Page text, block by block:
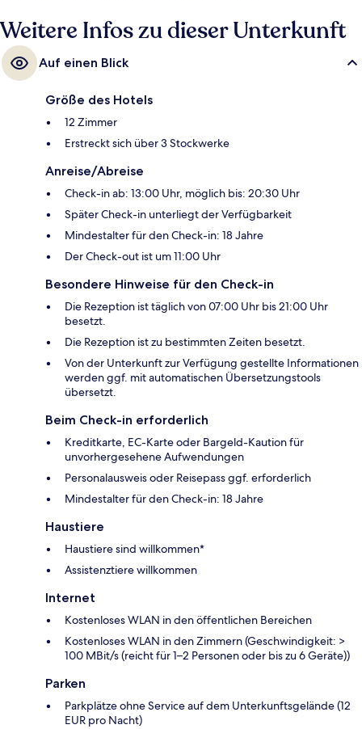
Weitere Infos zu dieser Unterkunft
Auf einen Blick
Größe des Hotels
12 Zimmer
Erstreckt sich über 3 Stockwerke
Anreise/Abreise
Check-in ab: 13:00 Uhr, möglich bis: 20:30 Uhr
Später Check-in unterliegt der Verfügbarkeit
Mindestalter für den Check-in: 18 Jahre
Der Check-out ist um 11:00 Uhr
Besondere Hinweise für den Check-in
Die Rezeption ist täglich von 07:00 Uhr bis 21:00 Uhr
besetzt.
Die Rezeption ist zu bestimmten Zeiten besetzt.
Von der Unterkunft zur Verfügung gestellte Informationen
werden ggf. mit automatischen Übersetzungstools
übersetzt.
Beim Check-in erforderlich
Kreditkarte, EC-Karte oder Bargeld-Kaution für
unvorhergesehene Aufwendungen
Personalausweis oder Reisepass ggf. erforderlich
Mindestalter für den Check-in: 18 Jahre
Haustiere
Haustiere sind willkommen*
Assistenztiere willkommen
Internet
Kostenloses WLAN in den öffentlichen Bereichen
Kostenloses WLAN in den Zimmern (Geschwindigkeit: >
100 MBit/s (reicht für 1–2 Personen oder bis zu 6 Geräte))
Parken
Parkplätze ohne Service auf dem Unterkunftsgelände (12
EUR pro Nacht)